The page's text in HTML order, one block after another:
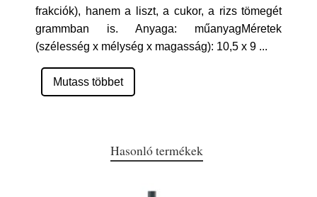
frakciók), hanem a liszt, a cukor, a rizs tömegét
grammban is. Anyaga: műanyagMéretek
(szélesség x mélység x magasság): 10,5 x 9 ...
Mutass többet
Hasonló termékek